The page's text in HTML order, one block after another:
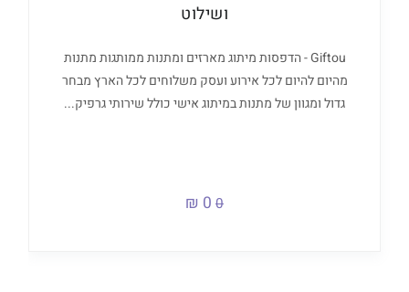
ושילוט
Giftou - הדפסות מיתוג מארזים ומתנות ממותגות מתנות
מהיום להיום לכל אירוע ועסק משלוחים לכל הארץ מבחר
גדול ומגוון של מתנות במיתוג אישי כולל שירותי גרפיק...
0